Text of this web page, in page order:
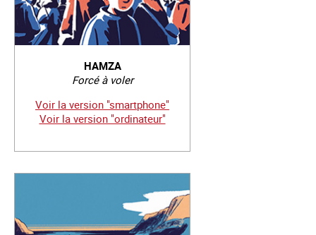
HAMZA
Forcé à voler
Voir la version "smartphone"
Voir la version "ordinateur"